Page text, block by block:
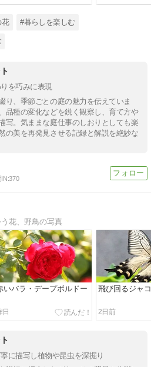
花 #暮らしを楽しむ
を巧みに表現
り、季節ごとの庭の魅力を伝えていま
品種の変化などを鋭く観察し、育て方や
写。気ままな庭仕事のしおりとしても楽
の美を再発見させる記録と解説を絶妙な
IN:370
花、野鳥の写真
いバラ・デープボルドー
日
飛び回るジャ
2日前
に描写し植物や昆虫を深掘り